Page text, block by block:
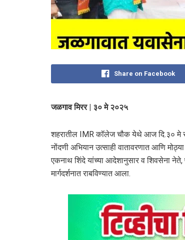
Share on Facebook
जळगाव मिरर | ३० मे २०२५
शहरातील IMR कॉलेज चौक येथे आज दि.३० मे
नोंदणी अभियान उत्साही वातावरणात आणि
एकनाथ शिंदे यांच्या आदेशानुसार व शिवसेना नेते,
मार्गदर्शनात राबविण्यात आला.